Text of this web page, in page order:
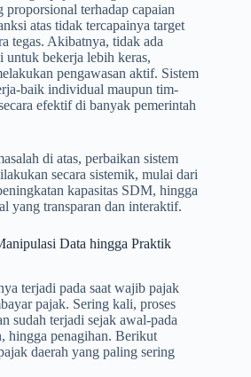
terhadap capaian
atas tidak tercapainya target
tegas. Akibatnya, tidak ada
bekerja lebih keras,
pengawasan aktif. Sistem
baik individual maupun tim-
efektif di banyak pemerintah
di atas, perbaikan sistem
secara sistemik, mulai dari
kapasitas SDM, hingga
yang transparan dan interaktif.
Data hingga Praktik
terjadi pada saat wajib pajak
pajak. Sering kali, proses
sudah terjadi sejak awal-pada
hingga penagihan. Berikut
daerah yang paling sering